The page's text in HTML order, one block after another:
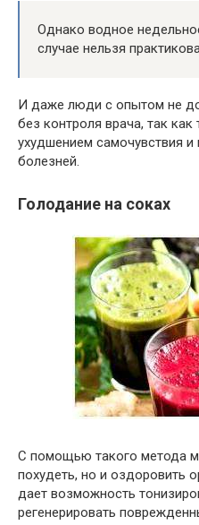
Однако водное
случае нельзя
И даже люди с опытом не
без контроля врача, так
ухудшением самочувствия и
болезней.
Голодание на соках
С помощью такого метода
похудеть, но и оздоровить
дает возможность
регенерировать